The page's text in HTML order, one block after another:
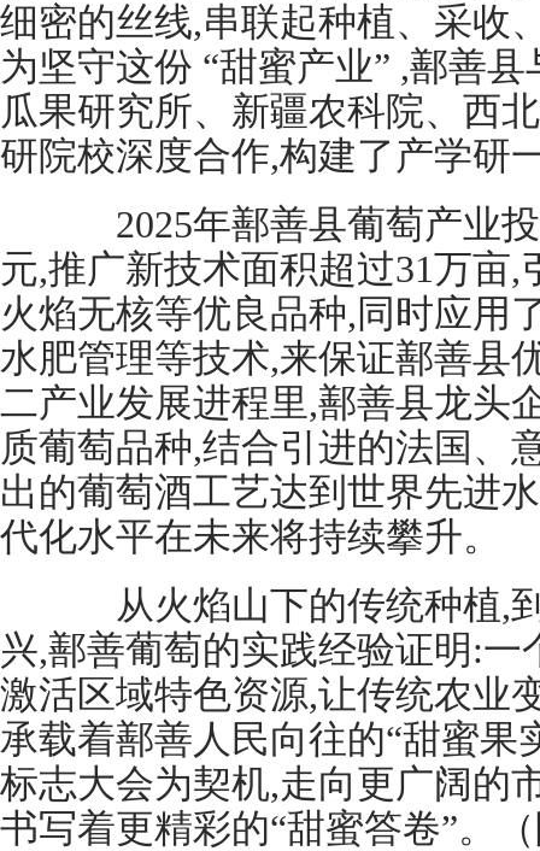
细密的丝线,串联起种植、采收
为坚守这份 “甜蜜产业” ,鄯善
瓜果研究所、新疆农科院、西
研院校深度合作,构建了产学研
2025年鄯善县葡萄产业投
元,推广新技术面积超过31万亩
火焰无核等优良品种,同时应用
水肥管理等技术,来保证鄯善县
二产业发展进程里,鄯善县龙头
质葡萄品种,结合引进的法国、
出的葡萄酒工艺达到世界先进
代化水平在未来将持续攀升。
从火焰山下的传统种植,
兴,鄯善葡萄的实践经验证明:
激活区域特色资源,让传统农业
承载着鄯善人民向往的“甜蜜果
标志大会为契机,走向更广阔的
书写着更精彩的“甜蜜答卷”。